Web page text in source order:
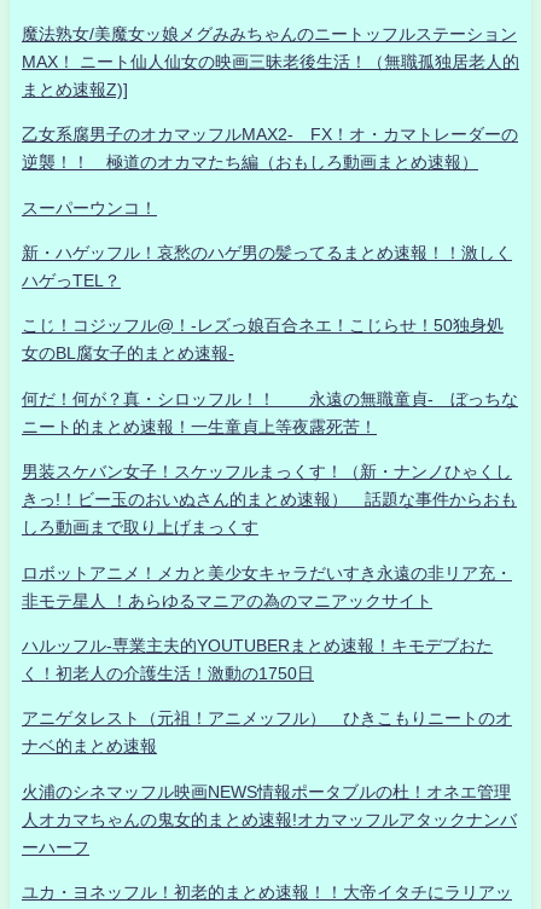
魔法熟女/美魔女ッ娘メグみみちゃんのニートッフルステーション
MAX！ ニート仙人仙女の映画三昧老後生活！（無職孤独居老人的
まとめ速報Z)]
乙女系腐男子のオカマッフルMAX2- FX！オ・カマトレーダーの
逆襲！！ 極道のオカマたち編（おもしろ動画まとめ速報）
スーパーウンコ！
新・ハゲッフル！哀愁のハゲ男の髪ってるまとめ速報！！激しく
ハゲっTEL？
こじ！コジッフル@！-レズっ娘百合ネエ！こじらせ！50独身処
女のBL腐女子的まとめ速報-
何だ！何が？真・シロッフル！！ 永遠の無職童貞- ぼっちな
ニート的まとめ速報！一生童貞上等夜露死苦！
男装スケバン女子！スケッフルまっくす！（新・ナンノひゃくし
きっ!！ビー玉のおいぬさん的まとめ速報） 話題な事件からおも
しろ動画まで取り上げまっくす
ロボットアニメ！メカと美少女キャラだいすき永遠の非リア充・
非モテ星人 ！あらゆるマニアの為のマニアックサイト
ハルッフル-専業主夫的YOUTUBERまとめ速報！キモデブおた
く！初老人の介護生活！激動の1750日
アニゲタレスト（元祖！アニメッフル） ひきこもりニートのオ
ナベ的まとめ速報
火浦のシネマッフル映画NEWS情報ポータブルの杜！オネエ管理
人オカマちゃんの鬼女的まとめ速報!オカマッフルアタックナンバ
ーハーフ
ユカ・ヨネッフル！初老的まとめ速報！！大帝イタチにラリアッ